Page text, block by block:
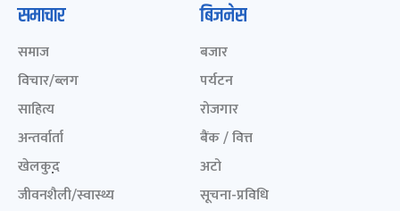
समाचार
समाज
विचार/ब्लग
साहित्य
अन्तर्वार्ता
खेलकुद़़
जीवनशैली/स्वास्थ्य
बिजनेस
बजार
पर्यटन
रोजगार
बैंक / वित्त
अटो
सूचना-प्रविधि